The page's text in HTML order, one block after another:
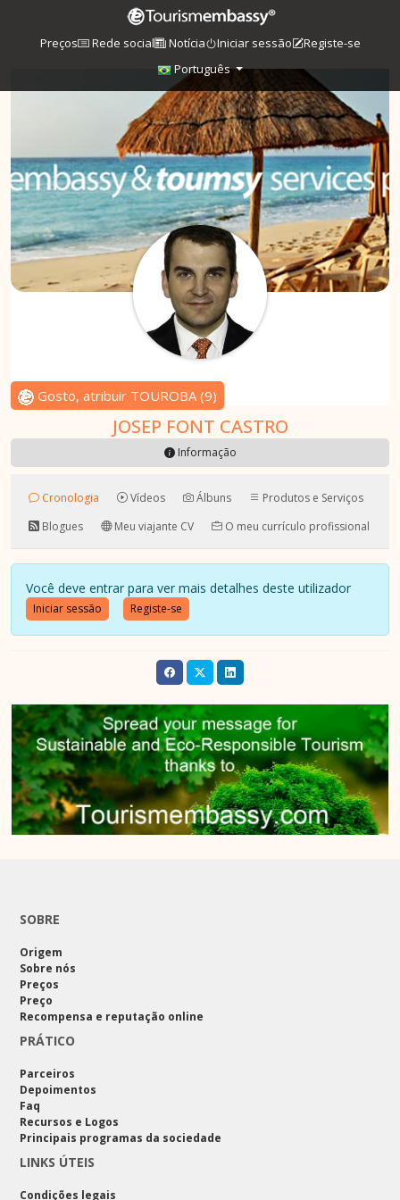
Preços Rede social Notícia Iniciar sessão
Registe-se
Português
Gosto, atribuir TOUROBA(9)
JOSEP FONT CASTRO
Informação
Cronologia Vídeos Álbuns
Produtos e Serviços
Blogues
Meu viajante CV O meu currículo profissional
Você deve entrar para ver mais detalhes deste utilizador
Iniciar sessão Registe-se
SOBRE
Origem
Sobre nós
Preços
Preço
Recompensa e reputação online
PRÁTICO
Parceiros
Depoimentos
Faq
Recursos e Logos
Principais programas da sociedade
LINKS ÚTEIS
Condições legais